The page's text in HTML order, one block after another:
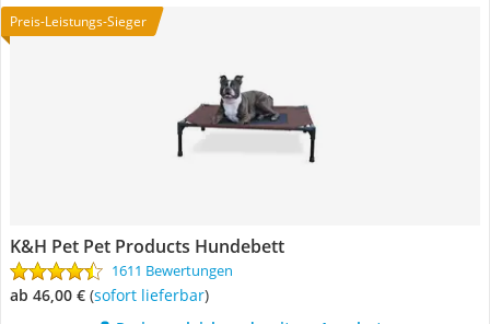
Preis-Leistungs-Sieger
K&H Pet Pet Products Hundebett
1611 Bewertungen
ab 46,00 € ( Sofort lieferbar)